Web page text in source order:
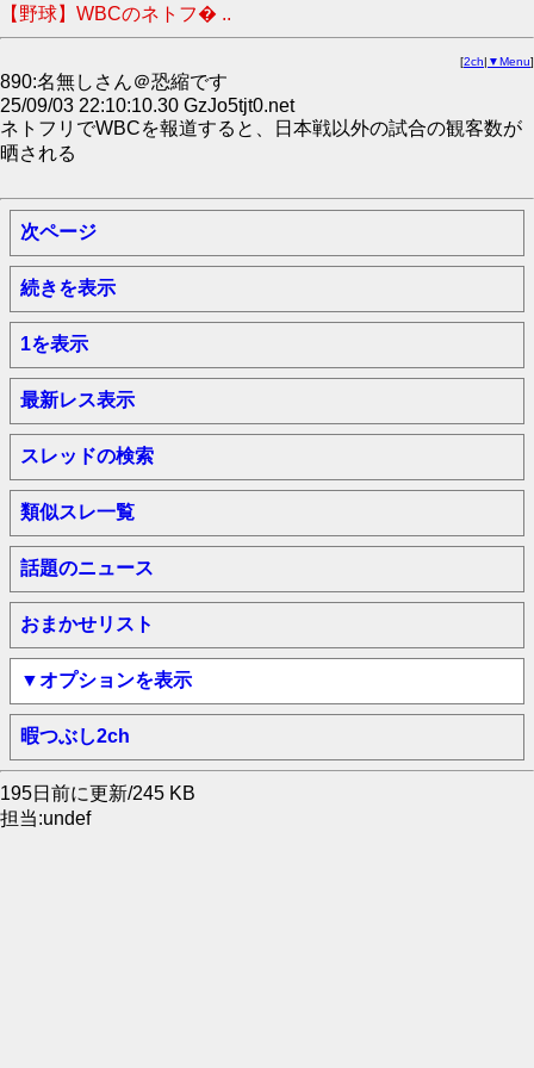
【野球】WBCのネトフ� ..
[2ch| ▼Menu]
890:名無しさん＠恐縮です
25/09/03 22:10:10.30 GzJo5tjt0.net
ネトフリでWBCを報道すると、日本戦以外の試合の観客数が
晒される
次ページ
続きを表示
1を表示
最新レス表示
スレッドの検索
類似スレ一覧
話題のニュース
おまかせリスト
▼オプションを表示
暇つぶし2ch
195日前に更新/245 KB
担当:undef